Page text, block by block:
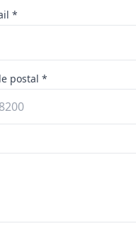
*
postal *